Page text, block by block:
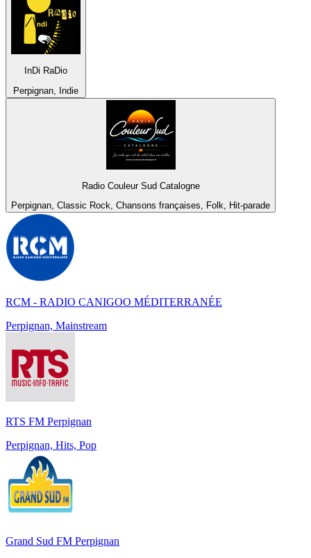
InDi RaDio
Perpignan, Indie
Radio Couleur Sud Catalogne
Perpignan, Classic Rock, Chansons françaises, Folk, Hit-parade
RCM - RADIO CANIGOO MÉDITERRANÉE
Perpignan, Mainstream
RTS FM Perpignan
Perpignan, Hits, Pop
Grand Sud FM Perpignan